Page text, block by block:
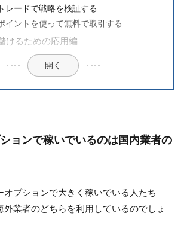
レードで戦略を検証する
イントを使って無料で取引する
けるための応用編
開く
ョンで稼いでいるのは国内業者の
オプションで大きく稼いでいる人たち
外業者のどちらを利用しているのでしょ